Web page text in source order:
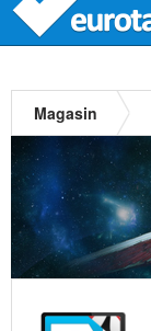
Magasin